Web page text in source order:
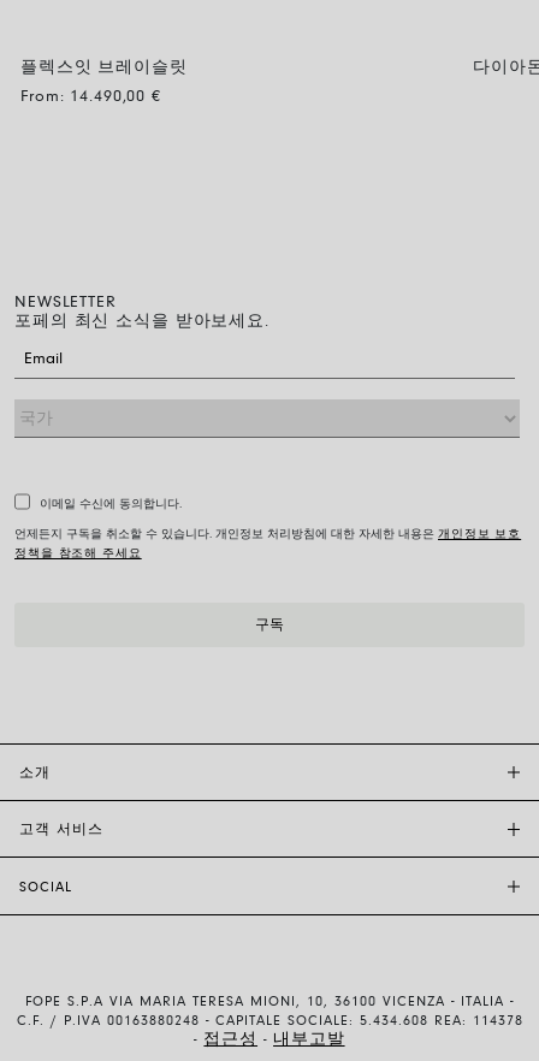
플렉스잇 브레이슬릿
From: 14.490,00€
다이아
NEWSLETTER
포페의 최신 소식을 받아보세요.
이메일 수신에 동의합니다.
언제든지 구독을 취소할 수 있습니다. 개인정보 처리방침에 대한 자세한 내용은 개인정보 보호
정책을 참조해 주세요
소개
고객 서비스
배송 및 반품
SOCIAL
YOUTUBE
FOPE S.P.A VIA MARIA TERESA MIONI, 10, 36100 VICENZA - ITALIA -
C.F. / P.IVA 00163880248 - CAPITALE SOCIALE: 5.434.608 REA: 114378
- 접근성 - 내부고발